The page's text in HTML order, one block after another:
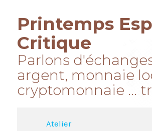
Printemps
Critique
Parlons
argent, monnaie
cryptomonnaie ...
Atelier